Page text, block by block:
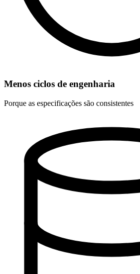
Menos ciclos de engenharia
Porque as especificações são consistentes